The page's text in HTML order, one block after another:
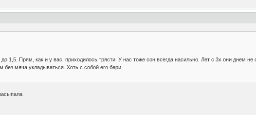
1,5. Прям, как и у вас, приходилось трясти. У нас тоже сон всегда насильно. Лет с 3х они днем не
мяча укладываться. Хоть с собой его бери.